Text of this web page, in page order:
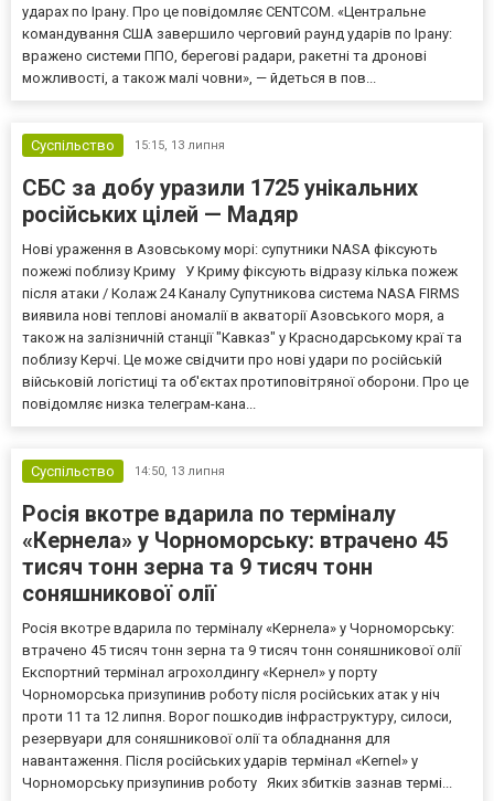
ударах по Ірану. Про це повідомляє CENTCOM. «Центральне
командування США завершило черговий раунд ударів по Ірану:
вражено системи ППО, берегові радари, ракетні та дронові
можливості, а також малі човни», — йдеться в пов...
Суспільство 15:15, 13 липня
СБС за добу уразили 1725 унікальних
російських цілей — Мадяр
Нові ураження в Азовському морі: супутники NASA фіксують
пожежі поблизу Криму У Криму фіксують відразу кілька пожеж
після атаки / Колаж 24 Каналу Супутникова система NASA FIRMS
виявила нові теплові аномалії в акваторії Азовського моря, а
також на залізничній станції "Кавказ" у Краснодарському краї та
поблизу Керчі. Це може свідчити про нові удари по російській
військовій логістиці та об'єктах протиповітряної оборони. Про це
повідомляє низка телеграм-кана...
Суспільство 14:50, 13 липня
Росія вкотре вдарила по терміналу
«Кернела» у Чорноморську: втрачено 45
тисяч тонн зерна та 9 тисяч тонн
соняшникової олії
Росія вкотре вдарила по терміналу «Кернела» у Чорноморську:
втрачено 45 тисяч тонн зерна та 9 тисяч тонн соняшникової олії
Експортний термінал агрохолдингу «Кернел» у порту
Чорноморська призупинив роботу після російських атак у ніч
проти 11 та 12 липня. Ворог пошкодив інфраструктуру, силоси,
резервуари для соняшникової олії та обладнання для
навантаження. Після російських ударів термінал «Kernel» у
Чорноморську призупинив роботу Яких збитків зазнав термі...